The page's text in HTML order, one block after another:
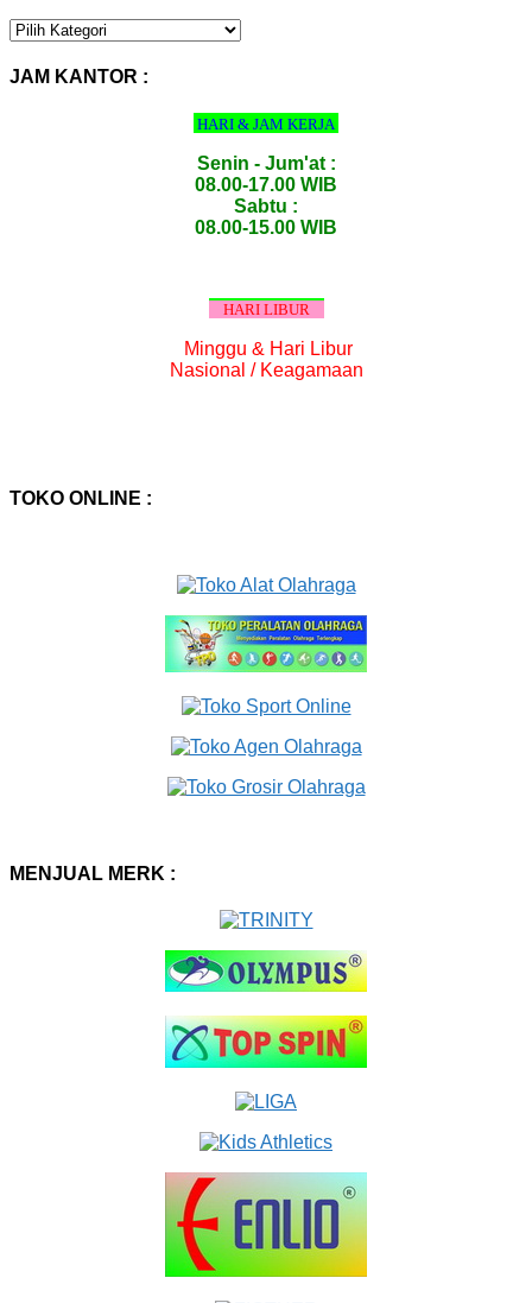
KATEGORI
JAM KANTOR :
HARI & JAM KERJA
Senin - Jum'at :
08.00-17.00 WIB
Sabtu :
08.00-15.00 WIB
HARI LIBUR
Minggu & Hari Libur
Nasional / Keagamaan
TOKO ONLINE :
MENJUAL MERK :